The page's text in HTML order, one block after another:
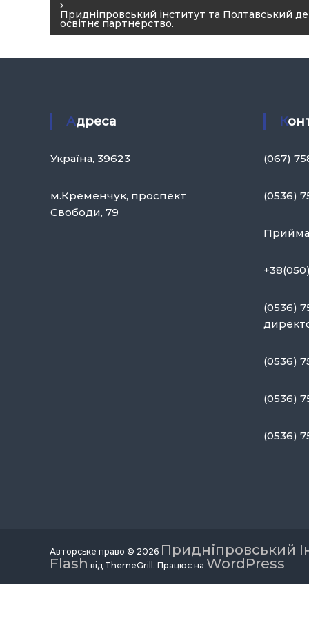
в
і
г
і
з
п
Придніпровський інститут та Полтавський
освітнє партнерство.
Адреса
Україна, 39623
м.Кременчук, проспект
Свободи, 79
(067)
(0536)
(0536)
(0536)
(0536)
(0536)
Авторське право © 2026 Придніпровський
Flash від ThemeGrill. Працює на WordPress